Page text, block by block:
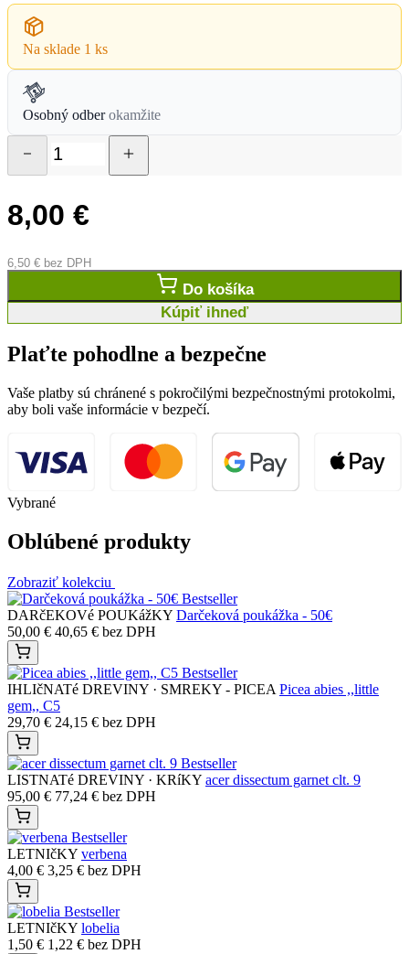
Na sklade 1 ks
Osobný odber okamžite
8,00 €
6,50 € bez DPH
Do košíka
Kúpiť ihneď
Plaťte pohodlne a bezpečne
Vaše platby sú chránené s pokročilými bezpečnostnými protokolmi,
aby boli vaše informácie v bezpečí.
Vybrané
Oblúbené produkty
Zobraziť kolekciu
Bestseller
DARčEKOVé POUKážKY Darčeková poukážka - 50€
50,00 € 40,65 € bez DPH
Bestseller
IHLIčNATé DREVINY · SMREKY - PICEA Picea abies ,,little
gem,, C5
29,70 € 24,15 € bez DPH
Bestseller
LISTNATé DREVINY · KRíKY acer dissectum garnet clt. 9
95,00 € 77,24 € bez DPH
Bestseller
LETNIčKY verbena
4,00 € 3,25 € bez DPH
Bestseller
LETNIčKY lobelia
1,50 € 1,22 € bez DPH